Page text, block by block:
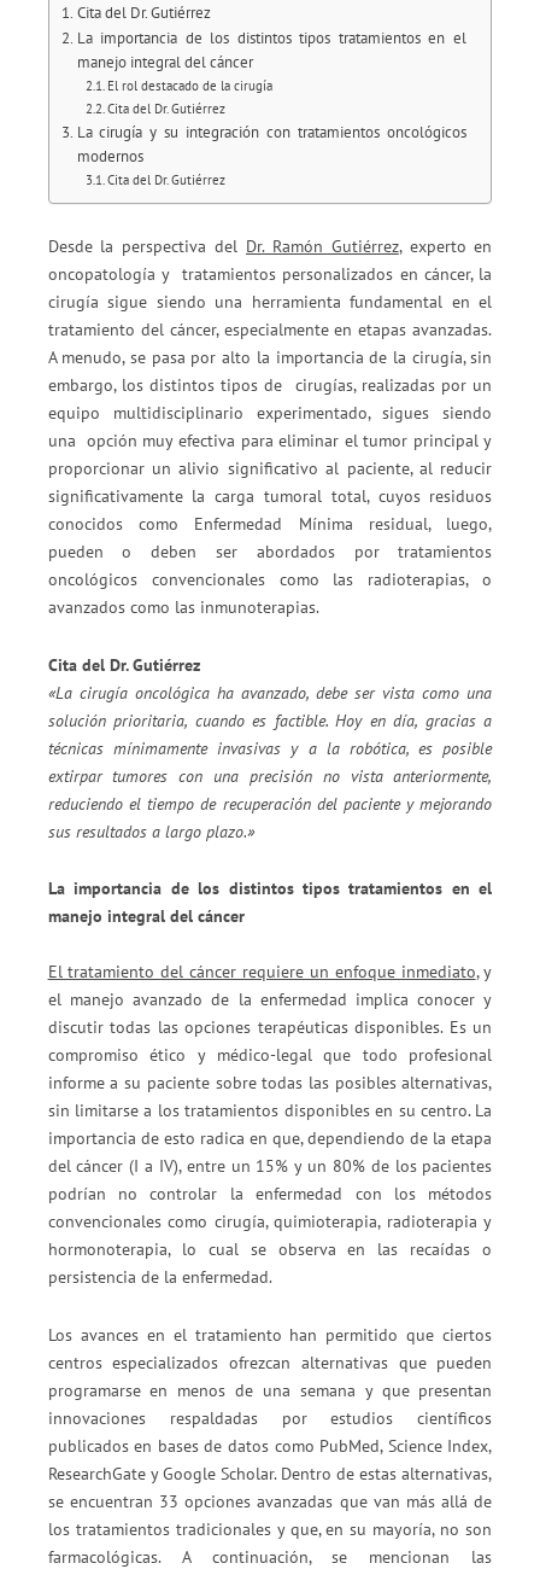
Cita del Dr. Gutiérrez
La importancia de los distintos tipos tratamientos en el
manejo integral del cáncer
El rol destacado de la cirugía
Cita del Dr. Gutiérrez
La cirugía y su integración con tratamientos oncológicos
modernos
Cita del Dr. Gutiérrez
Desde la perspectiva del Dr. Ramón Gutiérrez, experto en
oncopatología y tratamientos personalizados en cáncer, la
cirugía sigue siendo una herramienta fundamental en el
tratamiento del cáncer, especialmente en etapas avanzadas.
A menudo, se pasa por alto la importancia de la cirugía, sin
embargo, los distintos tipos de cirugías, realizadas por un
equipo multidisciplinario experimentado, sigues siendo
una opción muy efectiva para eliminar el tumor principal y
proporcionar un alivio significativo al paciente, al reducir
significativamente la carga tumoral total, cuyos residuos
conocidos como Enfermedad Mínima residual, luego,
pueden o deben ser abordados por tratamientos
oncológicos convencionales como las radioterapias, o
avanzados como las inmunoterapias.
Cita del Dr. Gutiérrez
«La cirugía oncológica ha avanzado, debe ser vista como una
solución prioritaria, cuando es factible. Hoy en día, gracias a
técnicas mínimamente invasivas y a la robótica, es posible
extirpar tumores con una precisión no vista anteriormente,
reduciendo el tiempo de recuperación del paciente y mejorando
sus resultados a largo plazo.»
La importancia de los distintos tipos tratamientos en el
manejo integral del cáncer
El tratamiento del cáncer requiere un enfoque inmediato, y
el manejo avanzado de la enfermedad implica conocer y
discutir todas las opciones terapéuticas disponibles. Es un
compromiso ético y médico-legal que todo profesional
informe a su paciente sobre todas las posibles alternativas,
sin limitarse a los tratamientos disponibles en su centro. La
importancia de esto radica en que, dependiendo de la etapa
del cáncer (I a IV), entre un 15% y un 80% de los pacientes
podrían no controlar la enfermedad con los métodos
convencionales como cirugía, quimioterapia, radioterapia y
hormonoterapia, lo cual se observa en las recaídas o
persistencia de la enfermedad.
Los avances en el tratamiento han permitido que ciertos
centros especializados ofrezcan alternativas que pueden
programarse en menos de una semana y que presentan
innovaciones respaldadas por estudios científicos
publicados en bases de datos como PubMed, Science Index,
ResearchGate y Google Scholar. Dentro de estas alternativas,
se encuentran 33 opciones avanzadas que van más allá de
los tratamientos tradicionales y que, en su mayoría, no son
farmacológicas. A continuación, se mencionan las